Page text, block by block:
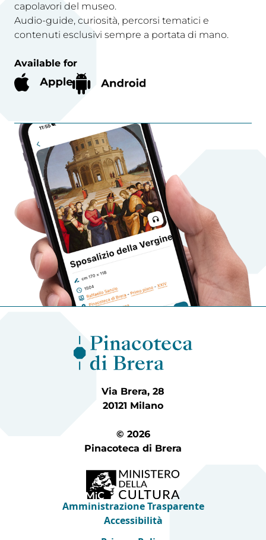
capolavori del museo.
Audio-guide, curiosità, percorsi tematici e
contenuti esclusivi sempre a portata di mano.
Available for
Via Brera, 28
20121 Milano
© 2026
Pinacoteca di Brera
Amministrazione Trasparente
Accessibilità